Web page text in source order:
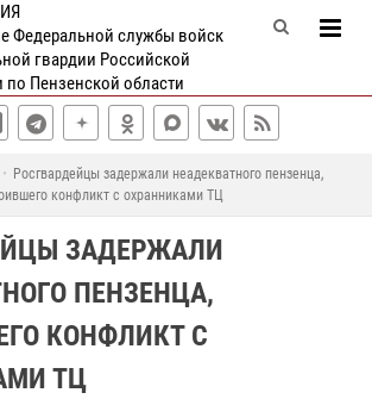
Федеральной службы войск
гвардии Российской
Пензенской области
Росгвардейцы задержали неадекватного пензенца,
конфликт с охранниками ТЦ
ЗАДЕРЖАЛИ
ПЕНЗЕНЦА,
КОНФЛИКТ С
ТЦ